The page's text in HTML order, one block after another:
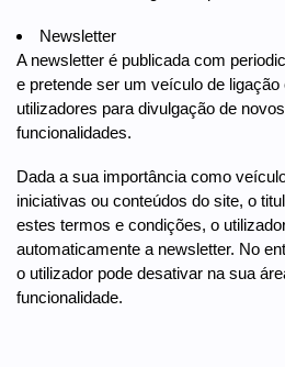
Newsletter
A newsletter é publicada com
e pretende ser um veículo de
utilizadores para divulgação de
funcionalidades.
Dada a sua importância como
iniciativas ou conteúdos do site, o
estes termos e condições, o
automaticamente a newsletter. No
o utilizador pode desativar na sua
funcionalidade.